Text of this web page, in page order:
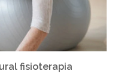
fisioterapia